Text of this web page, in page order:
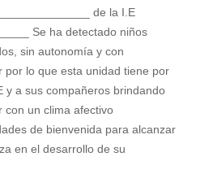
de la I.E
Se ha detectado niños
sin autonomía y con
por lo que esta unidad tiene por
y a sus compañeros brindando
con un clima afectivo
de bienvenida para alcanzar
en el desarrollo de su